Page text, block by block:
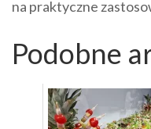
na praktyczne
Podobne